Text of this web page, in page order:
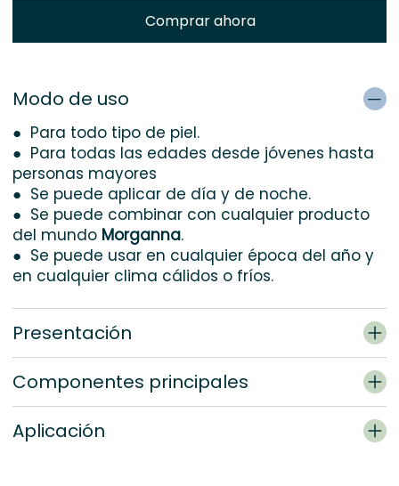
Comprar ahora
Modo de uso
● Para todo tipo de piel.
● Para todas las edades desde jóvenes hasta
personas mayores
● Se puede aplicar de día y de noche.
● Se puede combinar con cualquier producto
del mundo Morganna.
● Se puede usar en cualquier época del año y
en cualquier clima cálidos o fríos.
Presentación
Componentes principales
Aplicación